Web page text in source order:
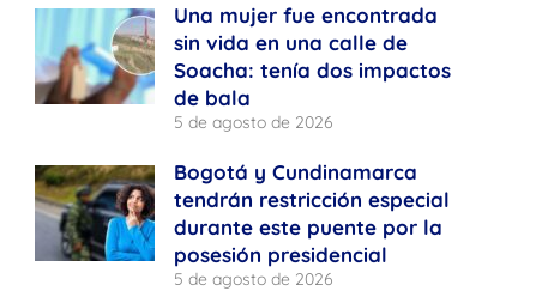
Una mujer fue encontrada
sin vida en una calle de
Soacha: tenía dos impactos
de bala
5 de agosto de 2026
Bogotá y Cundinamarca
tendrán restricción especial
durante este puente por la
posesión presidencial
5 de agosto de 2026